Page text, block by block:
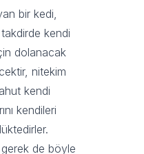
bir kedi,
kendi
dolanacak
nitekim
kendi
kendileri
de böyle